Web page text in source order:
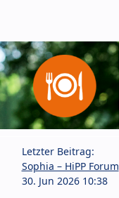
Letzter Beitrag:
Sophia – HiPP Forum
30. Jun 2026 10:38